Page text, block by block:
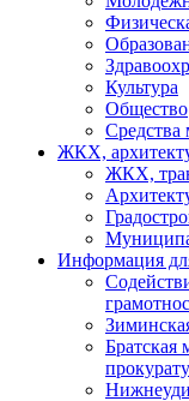
Культура
Общество
Средства
ЖКХ,
ЖКХ,
Информация
Братская